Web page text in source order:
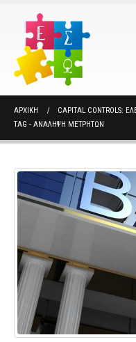
ΑΡΧΙΚΉ
CAPITAL
TAG - ΑΝΑΛΗΨΗ ΜΕΤΡΗΤΩΝ